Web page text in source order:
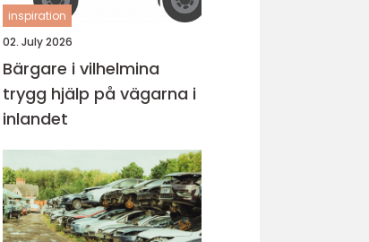
inspiration
02. July 2026
Bärgare i vilhelmina
trygg hjälp på vägarna i
inlandet